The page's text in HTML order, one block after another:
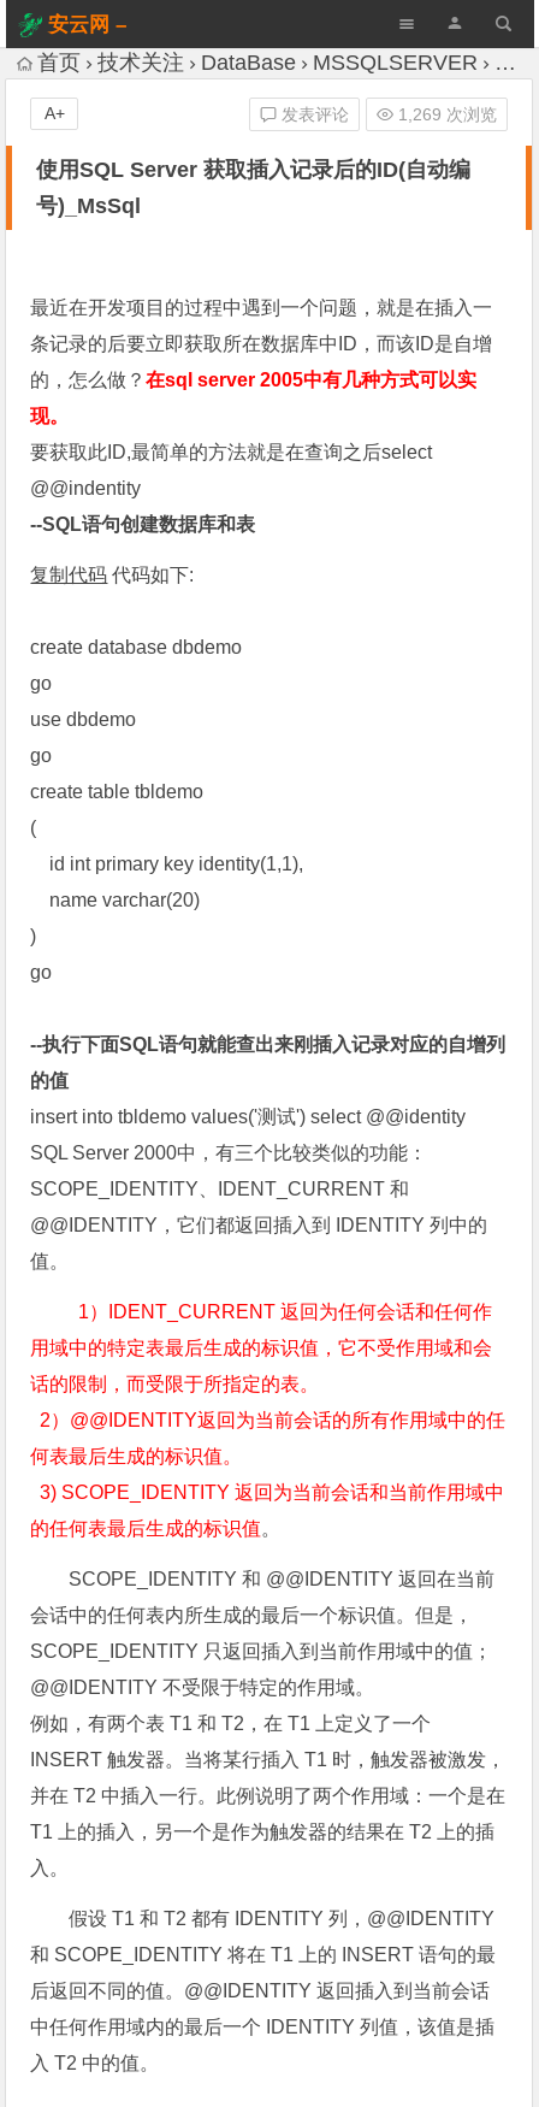
安云网 –
AnYun.ORG
首页 技术关注 DataBase MSSQLSERVER 使
使用SQL Server 获取插入记录后的ID(自动编
号)_MsSql
发表评论 1,269 次浏览
A+
最近在开发项目的过程中遇到一个问题，就是在插入一
条记录的后要立即获取所在数据库中ID，而该ID是自增
的，怎么做？在sql server 2005中有几种方式可以实
现。
要获取此ID,最简单的方法就是在查询之后select
@@indentity
--SQL语句创建数据库和表
复制代码 代码如下:
create database dbdemo
go
use dbdemo
go
create table tbldemo
(
id int primary key identity(1,1),
name varchar(20)
)
go
--执行下面SQL语句就能查出来刚插入记录对应的自增列
的值
insert into tbldemo values('测试') select @@identity
SQL Server 2000中，有三个比较类似的功能：
SCOPE_IDENTITY、IDENT_CURRENT 和
@@IDENTITY，它们都返回插入到 IDENTITY 列中的
值。
1）IDENT_CURRENT 返回为任何会话和任何作
用域中的特定表最后生成的标识值，它不受作用域和会
话的限制，而受限于所指定的表。
2）@@IDENTITY返回为当前会话的所有作用域中的任
何表最后生成的标识值。
3) SCOPE_IDENTITY 返回为当前会话和当前作用域中
的任何表最后生成的标识值。
SCOPE_IDENTITY 和 @@IDENTITY 返回在当前
会话中的任何表内所生成的最后一个标识值。但是，
SCOPE_IDENTITY 只返回插入到当前作用域中的值；
@@IDENTITY 不受限于特定的作用域。
例如，有两个表 T1 和 T2，在 T1 上定义了一个
INSERT 触发器。当将某行插入 T1 时，触发器被激发，
并在 T2 中插入一行。此例说明了两个作用域：一个是在
T1 上的插入，另一个是作为触发器的结果在 T2 上的插
入。
假设 T1 和 T2 都有 IDENTITY 列，@@IDENTITY
和 SCOPE_IDENTITY 将在 T1 上的 INSERT 语句的最
后返回不同的值。@@IDENTITY 返回插入到当前会话
中任何作用域内的最后一个 IDENTITY 列值，该值是插
入 T2 中的值。